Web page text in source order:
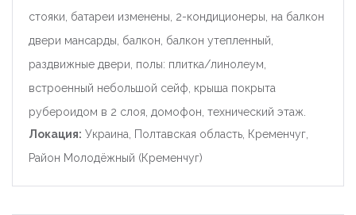
стояки, батареи изменены, 2-кондиционеры, на балкон
двери мансарды, балкон, балкон утепленный,
раздвижные двери, полы: плитка/линолеум,
встроенный небольшой сейф, крыша покрыта
рубероидом в 2 слоя, домофон, технический этаж.
Локация: Украина, Полтавская область, Кременчуг,
Район Молодёжный (Кременчуг)